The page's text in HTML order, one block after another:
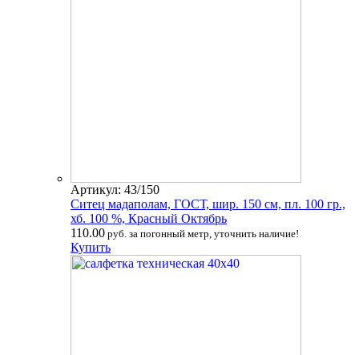
Артикул: 43/150
Ситец мадаполам, ГОСТ, шир. 150 см, пл. 100 гр.,
хб. 100 %, Красный Октябрь
110.00 руб. за погонный метр, уточнить наличие!
Купить